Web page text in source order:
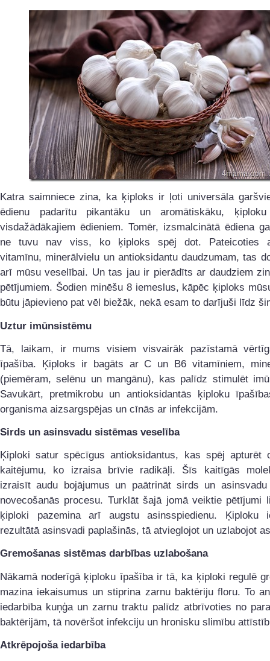
Katra saimniece zina, ka ķiploks ir ļoti universāla
ēdienu padarītu pikantāku un aromātiskāku, ķiploku
visdažādākajiem ēdieniem. Tomēr, izsmalcinātā ēdiena
ne tuvu nav viss, ko ķiploks spēj dot. Pateicoties
vitamīnu, minerālvielu un antioksidantu daudzumam, tas
arī mūsu veselībai. Un tas jau ir pierādīts ar daudziem
pētījumiem. Šodien minēšu 8 iemeslus, kāpēc ķiploks
būtu jāpievieno pat vēl biežāk, nekā esam to darījuši līdz
Uztur imūnsistēmu
Tā, laikam, ir mums visiem visvairāk pazīstamā
īpašība. Ķiploks ir bagāts ar C un B6 vitamīniem,
(piemēram, selēnu un mangānu), kas palīdz stimulēt
Savukārt, pretmikrobu un antioksidantās ķiploku
organisma aizsargspējas un cīnās ar infekcijām.
Sirds un asinsvadu sistēmas veselība
Ķiploki satur spēcīgus antioksidantus, kas spēj apturēt
kaitējumu, ko izraisa brīvie radikāļi. Šīs kaitīgās
izraisīt audu bojājumus un paātrināt sirds un asinsvadu
novecošanās procesu. Turklāt šajā jomā veiktie pētījumi
ķiploki pazemina arī augstu asinsspiedienu. Ķiploku
rezultātā asinsvadi paplašinās, tā atvieglojot un uzlabojot
Gremošanas sistēmas darbības uzlabošana
Nākamā noderīgā ķiploku īpašība ir tā, ka ķiploki regulē
mazina iekaisumus un stiprina zarnu baktēriju floru. To
iedarbība kuņģa un zarnu traktu palīdz atbrīvoties no
baktērijām, tā novēršot infekciju un hronisku slimību
Atkrēpojoša iedarbība